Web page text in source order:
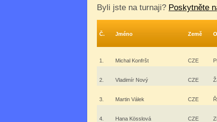
Byli jste na turnaji? Poskytněte
Č. Jméno Země
1. Michal Konfršt CZE
2. Vladimír Nový CZE
3. Martin Válek CZE
4. Hana Kösslová CZE